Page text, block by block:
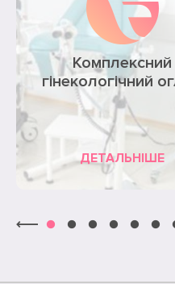
Комплексний
гінекологічний
ДЕТАЛЬНІШЕ